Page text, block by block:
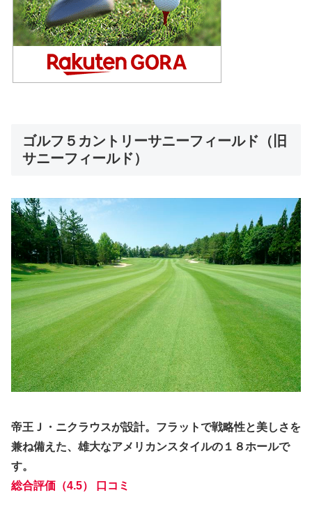
ゴルフ５カントリーサニーフィールド（旧
サニーフィールド）
帝王Ｊ・ニクラウスが設計。フラットで戦略性と美しさを
兼ね備えた、雄大なアメリカンスタイルの１８ホールで
す。
総合評価（4.5） 口コミ